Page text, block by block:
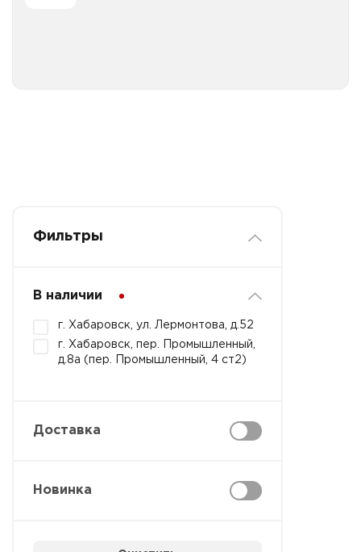
Фильтры
В наличии
г. Хабаровск, ул. Лермонтова, д.52
г. Хабаровск, пер. Промышленный,
д.8а (пер. Промышленный, 4 ст2)
Доставка
Новинка